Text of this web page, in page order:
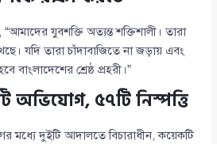
“আমাদের যুবশক্তি অত্যন্ত শক্তিশালী। তারা
যদি তারা চাঁদাবাজিতে না জড়ায় এবং
বাংলাদেশের শ্রেষ্ঠ প্রহরী।”
অভিযোগ, ৫৭টি নিস্পত্তি
মধ্যে দুইটি আদালতে বিচারাধীন, কয়েকটি